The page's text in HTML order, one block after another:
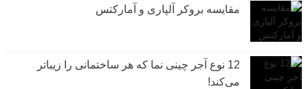
مقایسه بروکر آلپاری و آمارکتس
12 نوع آجر چینی نما که هر ساختمانی را زیباتر
می‌کند!